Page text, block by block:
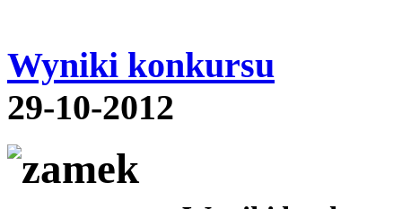
Wyniki konkursu
29-10-2012